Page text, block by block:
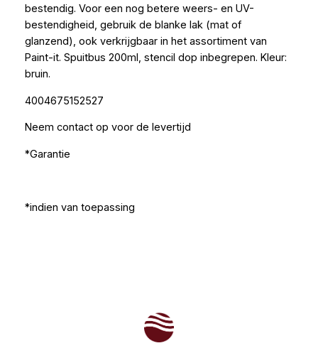
bestendig. Voor een nog betere weers- en UV-
bestendigheid, gebruik de blanke lak (mat of
glanzend), ook verkrijgbaar in het assortiment van
Paint-it. Spuitbus 200ml, stencil dop inbegrepen. Kleur:
bruin.
4004675152527
Neem contact op voor de levertijd
*Garantie
*indien van toepassing